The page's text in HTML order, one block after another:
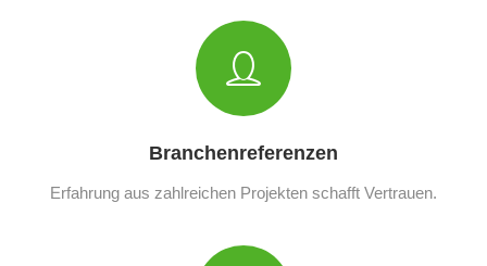
Branchenreferenzen
Erfahrung aus zahlreichen Projekten schafft Vertrauen.